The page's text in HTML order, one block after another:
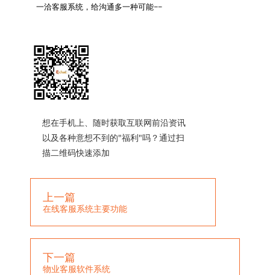
一洽客服系统，给沟通多一种可能~~
想在手机上、随时获取互联网前沿资讯
以及各种意想不到的"福利"吗？通过扫
描二维码快速添加
上一篇
在线客服系统主要功能
下一篇
物业客服软件系统